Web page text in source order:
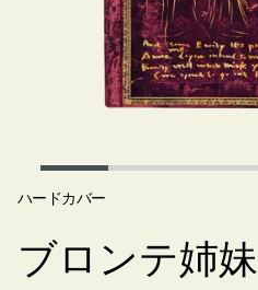
ハードカバー
ブロンテ姉妹